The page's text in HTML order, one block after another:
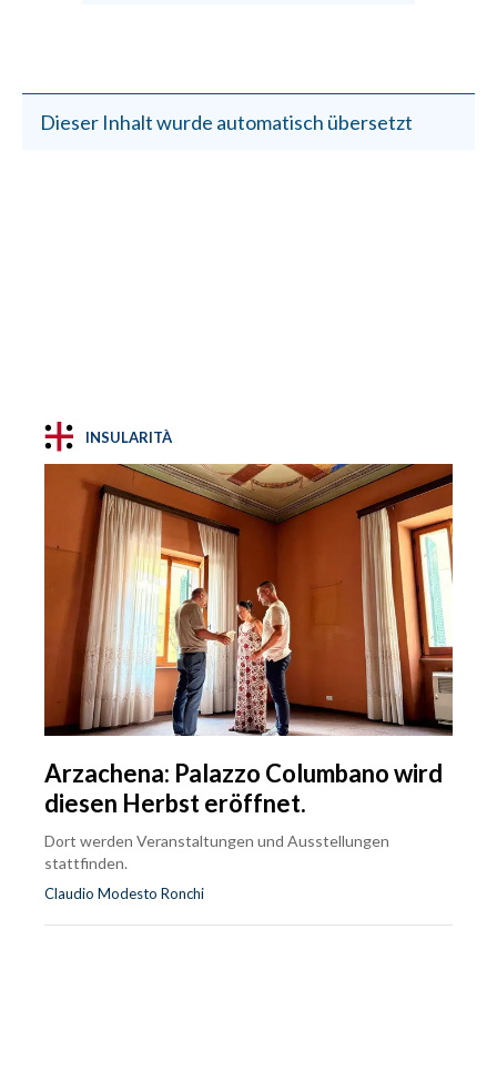
Dieser Inhalt wurde automatisch übersetzt
INSULARITÀ
Arzachena: Palazzo Columbano wird
diesen Herbst eröffnet.
Dort werden Veranstaltungen und Ausstellungen
stattfinden.
Claudio Modesto Ronchi